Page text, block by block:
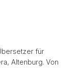
für
Altenburg. Von